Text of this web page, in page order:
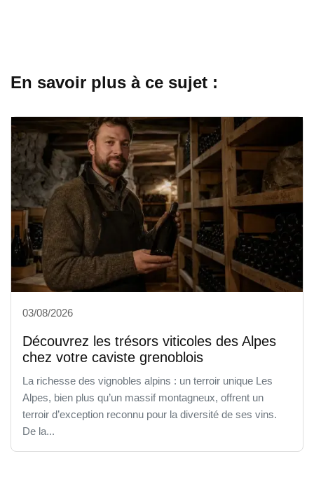
En savoir plus à ce sujet :
03/08/2026
Découvrez les trésors viticoles des Alpes
chez votre caviste grenoblois
La richesse des vignobles alpins : un terroir unique Les
Alpes, bien plus qu’un massif montagneux, offrent un
terroir d’exception reconnu pour la diversité de ses vins.
De la...